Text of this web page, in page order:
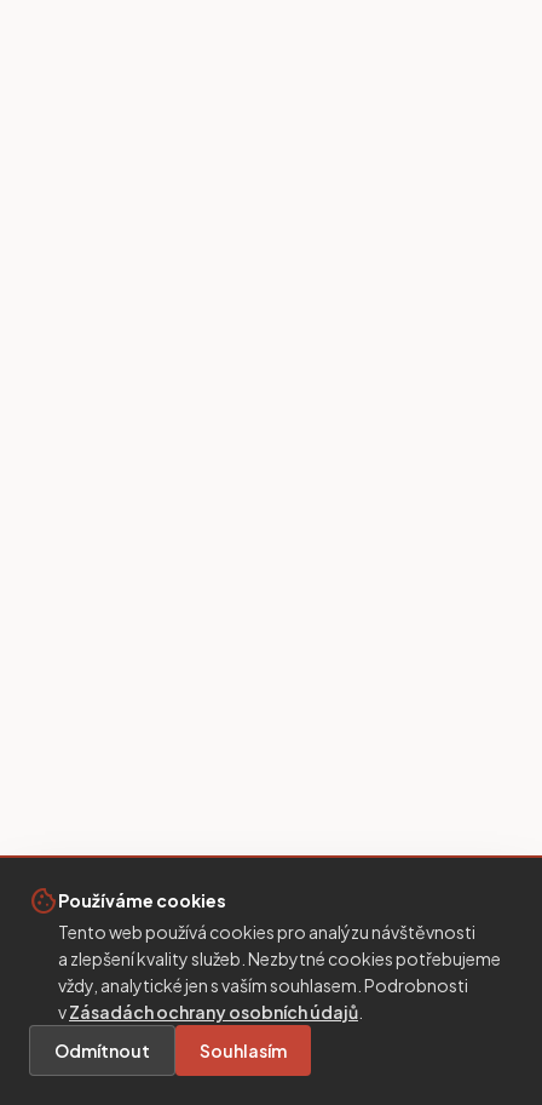
cookiePoužíváme cookies
Tento web používá cookies pro analýzu návštěvnosti
a zlepšení kvality služeb. Nezbytné cookies potřebujeme
vždy, analytické jen s vaším souhlasem. Podrobnosti
vZásadách ochrany osobních údajů
Odmítnout
Souhlasím